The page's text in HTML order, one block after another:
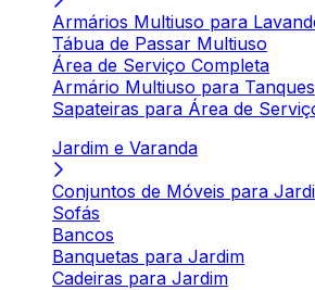
Armários Multiuso para
Tábua de Passar Multiuso
Área de Serviço Completa
Armário Multiuso para Tanques
Sapateiras para Área de
Jardim e Varanda
Conjuntos de Móveis para
Sofás
Bancos
Banquetas para Jardim
Cadeiras para Jardim